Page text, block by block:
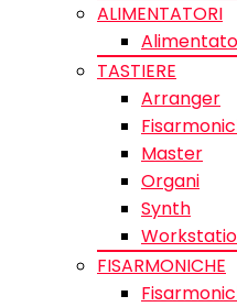
ALIMENTATORI
TASTIERE
Arranger
Master
Organi
Synth
FISARMONICHE